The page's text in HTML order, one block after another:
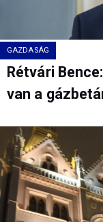
GAZDASÁG
Rétvári
van a